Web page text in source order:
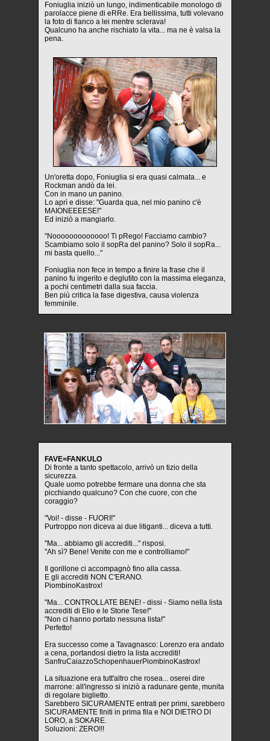
Foniuglia iniziò un lungo, indimenticabile monologo di
parolacce piene di eRRe. Era bellissima, tutti volevano
la foto di fianco a lei mentre sclerava!
Qualcuno ha anche rischiato la vita... ma ne è valsa la
pena.
Un'oretta dopo, Foniuglia si era quasi calmata... e
Rockman andò da lei.
Con in mano un panino.
Lo aprì e disse: "Guarda qua, nel mio panino c'è
MAIONEEEESE!"
Ed iniziò a mangiarlo.
"Nooooooooooooo! Ti pRego! Facciamo cambio?
Scambiamo solo il sopRa del panino? Solo il sopRa...
mi basta quello..."
Foniuglia non fece in tempo a finire la frase che il
panino fu ingerito e deglutito con la massima eleganza,
a pochi centimetri dalla sua faccia.
Ben più critica la fase digestiva, causa violenza
femminile.
FAVE=FANKULO
Di fronte a tanto spettacolo, arrivò un tizio della
sicurezza.
Quale uomo potrebbe fermare una donna che sta
picchiando qualcuno? Con che cuore, con che
coraggio?
"Voi! - disse - FUORI!"
Purtroppo non diceva ai due litiganti... diceva a tutti.
"Ma... abbiamo gli accrediti..." risposi.
"Ah sì? Bene! Venite con me e controlliamo!"
Il gorillone ci accompagnò fino alla cassa.
E gli accrediti NON C'ERANO.
PiombinoKastrox!
"Ma... CONTROLLATE BENE! - dissi - Siamo nella lista
accrediti di Elio e le Storie Tese!"
"Non ci hanno portato nessuna lista!"
Perfetto!
Era successo come a Tavagnasco: Lorenzo era andato
a cena, portandosi dietro la lista accrediti!
SanfruCaiazzoSchopenhauerPiombinoKastrox!
La situazione era tutt'altro che rosea... oserei dire
marrone: all'ingresso si iniziò a radunare gente, munita
di regolare biglietto.
Sarebbero SICURAMENTE entrati per primi, sarebbero
SICURAMENTE finiti in prima fila e NOI DIETRO DI
LORO, a SOKARE.
Soluzioni: ZERO!!!